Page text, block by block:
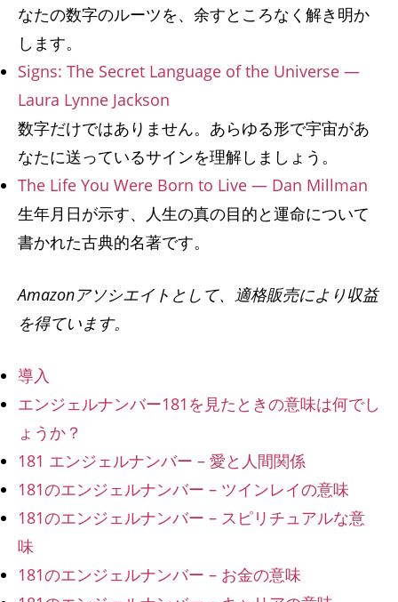
なたの数字のルーツを、余すところなく解き明か
します。
Signs: The Secret Language of the Universe —
Laura Lynne Jackson
数字だけではありません。あらゆる形で宇宙があ
なたに送っているサインを理解しましょう。
The Life You Were Born to Live — Dan Millman
生年月日が示す、人生の真の目的と運命について
書かれた古典的名著です。
Amazonアソシエイトとして、適格販売により収益
を得ています。
導入
エンジェルナンバー181を見たときの意味は何でし
ょうか？
181 エンジェルナンバー – 愛と人間関係
181のエンジェルナンバー – ツインレイの意味
181のエンジェルナンバー – スピリチュアルな意
味
181のエンジェルナンバー – お金の意味